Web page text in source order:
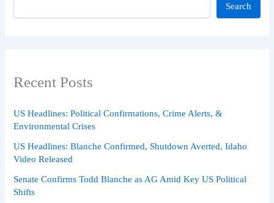
Search
Recent Posts
US Headlines: Political Confirmations, Crime Alerts, &
Environmental Crises
US Headlines: Blanche Confirmed, Shutdown Averted, Idaho
Video Released
Senate Confirms Todd Blanche as AG Amid Key US Political
Shifts